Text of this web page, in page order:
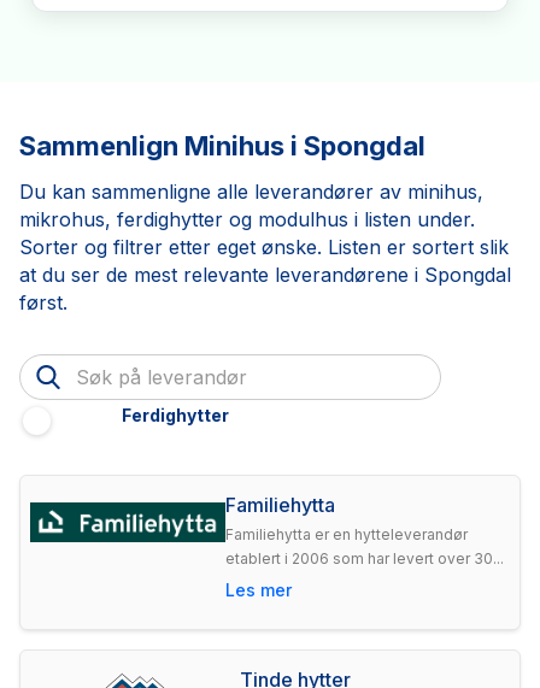
Sammenlign Minihus i Spongdal
Du kan sammenligne alle leverandører av minihus,
mikrohus, ferdighytter og modulhus i listen under.
Sorter og filtrer etter eget ønske. Listen er sortert slik
at du ser de mest relevante leverandørene i Spongdal
først.
Ferdighytter
Familiehytta
Familiehytta er en hytteleverandør
etablert i 2006 som har levert over 30...
Les mer
Tinde hytter